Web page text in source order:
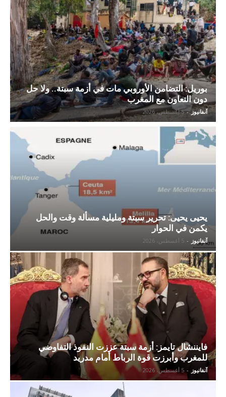
بوريل: التضامن الأوروبي مات في أزمة سبتة.. ولا حل
دون التعاون مع المغرب
آنفانيوز - 5 أغسطس، 2026
يحيى يحيى: تحرير سبتة ومليلية مسألة وقت والحل
يكمن في الحوار
آنفانيوز - 5 أغسطس، 2026
فايننشال تايمز: أزمة سبتة عززت النفوذ التفاوضي
للمغرب وأبرزت قوة الرباط أمام مدريد
آنفانيوز - 5 أغسطس، 2026